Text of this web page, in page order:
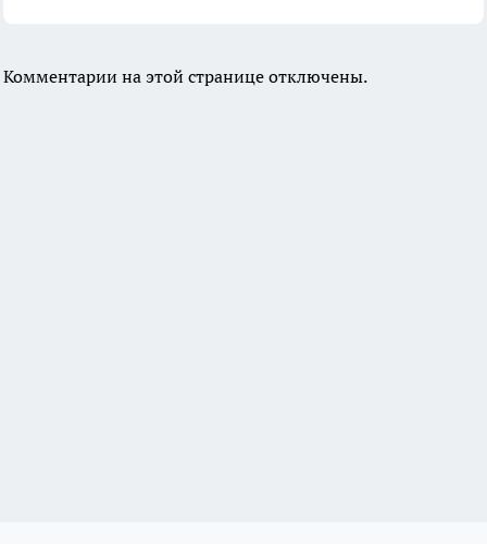
Комментарии на этой странице отключены.